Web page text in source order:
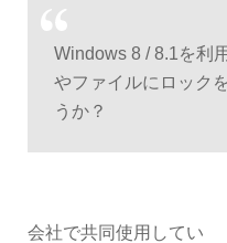
Windows 8 / 8.1を利
やファイルにロック
うか？
会社で共同使用してい